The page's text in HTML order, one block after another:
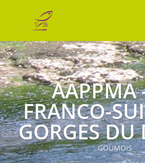
AAPPMA
FRANCO-
GORGES DU
GOUMOIS